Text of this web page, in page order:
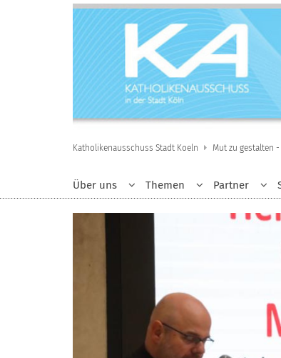
Zum Inhalt springen
Über uns Themen Partner
Katholikenausschuss Stadt Koeln Mut zu gestalten